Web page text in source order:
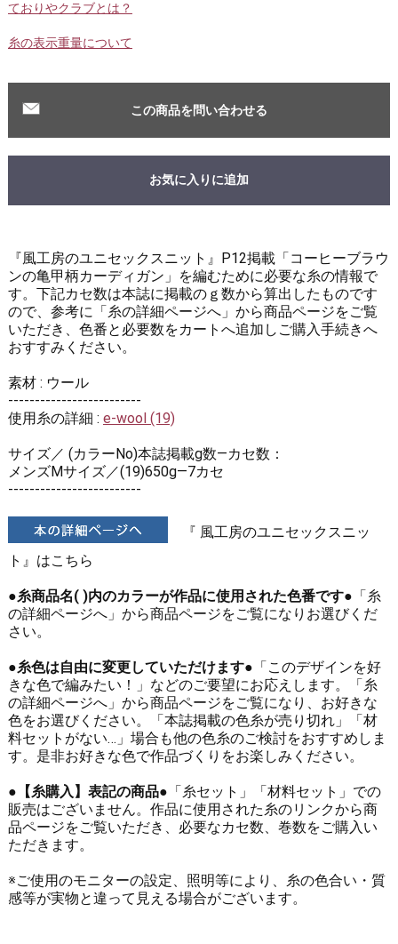
ておりやクラブとは？
糸の表示重量について
この商品を問い合わせる
お気に入りに追加
『風工房のユニセックスニット』P12掲載「コーヒーブラウ
ンの亀甲柄カーディガン」を編むために必要な糸の情報で
す。下記カセ数は本誌に掲載のｇ数から算出したものです
ので、参考に「糸の詳細ページへ」から商品ページをご覧
いただき、色番と必要数をカートへ追加しご購入手続きへ
おすすみください。
素材 : ウール
-------------------------
使用糸の詳細 : e-wool (19)
サイズ／ (カラーNo)本誌掲載g数―カセ数：
メンズMサイズ／(19)650g―7カセ
-------------------------
『 風工房のユニセックスニッ
ト』はこちら
●糸商品名( )内のカラーが作品に使用された色番です● 「糸
の詳細ページへ」から商品ページをご覧になりお選びくだ
さい。
●糸色は自由に変更していただけます● 「このデザインを好
きな色で編みたい！」などのご要望にお応えします。「糸
の詳細ページへ」から商品ページをご覧になり、お好きな
色をお選びください。「本誌掲載の色糸が売り切れ」「材
料セットがない…」場合も他の色糸のご検討をおすすめしま
す。是非お好きな色で作品づくりをお楽しみください。
●【糸購入】表記の商品● 「糸セット」「材料セット」での
販売はございません。作品に使用された糸のリンクから商
品ページをご覧いただき、必要なカセ数、巻数をご購入い
ただきます。
※ご使用のモニターの設定、照明等により、糸の色合い・質
感等が実物と違って見える場合がございます。